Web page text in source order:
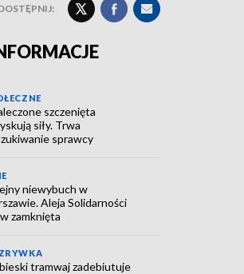
szczenięta
siły. Trwa
sprawcy
niewybuch w
Aleja Solidarności
zamknięta
tramwaj zadebiutuje